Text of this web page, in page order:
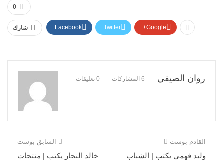
0
شارك Facebook Twitter Google+
روان الصيفي 6 المشاركات 0 تعليقات
السابق بوست
خالد النجار يكتب | منتجات
القادم بوست
وليد فهمي يكتب | الشباب